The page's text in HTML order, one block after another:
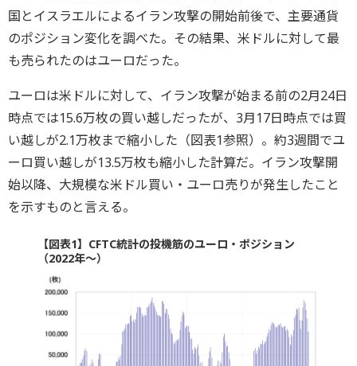
国とイスラエルによるイラン攻撃の開始前後で、主要通貨
のポジション変化を調べた。その結果、米ドルに対して最
も売られたのはユーロだった。
ユーロは米ドルに対して、イラン攻撃が始まる前の2月24日
時点では15.6万枚の買い越しだったが、3月17日時点では買
い越しが2.1万枚まで縮小した（図表1参照）。約3週間でユ
ーロ買い越しが13.5万枚も縮小した計算だ。イラン攻撃開
始以降、大規模な米ドル買い・ユーロ売りが発生したこと
を示すものと言える。
【図表1】CFTC統計の投機筋のユーロ・ポジション
（2022年～）